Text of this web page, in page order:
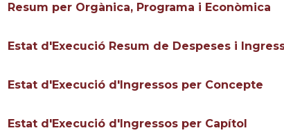
Resum per Orgànica, Programa i Econòmica
Estat d'Execució Resum de Despeses i
Estat d'Execució d'Ingressos per Concepte
Estat d'Execució d'Ingressos per Capítol